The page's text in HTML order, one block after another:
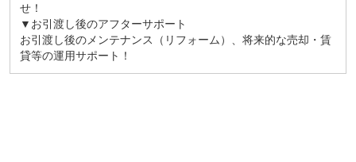
せ！
▼お引渡し後のアフターサポート
お引渡し後のメンテナンス（リフォーム）、将来的な売却・賃
貸等の運用サポート！